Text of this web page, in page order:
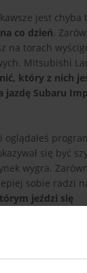
jest chyba
co dzień.
na torach
Mitsubishi
który z nich
jazdę Subaru
się być
wygra.
sobie radzi
jeździ się